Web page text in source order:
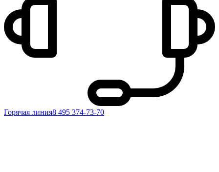
Горячая линия8 495 374-73-70